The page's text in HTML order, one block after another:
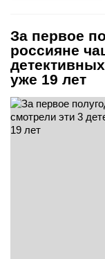
За первое
россияне
уже 19 лет